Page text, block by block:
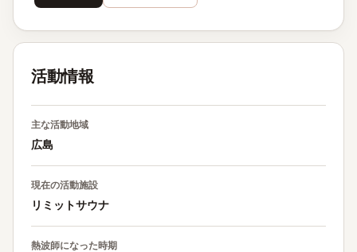
活動情報
主な活動地域
広島
現在の活動施設
リミットサウナ
熱波師になった時期